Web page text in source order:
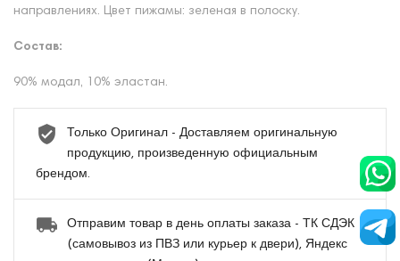
направлениях. Цвет пижамы: зеленая в полоску.
Состав:
90% модал, 10% эластан.
Только Оригинал - Доставляем оригинальную
продукцию, произведенную официальным
брендом.
Отправим товар в день оплаты заказа - ТК СДЭК
(самовывоз из ПВЗ или курьер к двери), Яндекс